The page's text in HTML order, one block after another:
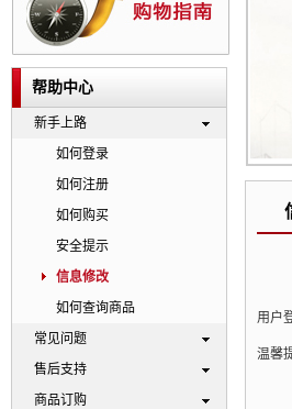
帮助中心
新手上路
如何登录
如何注册
如何购买
安全提示
信息修改
如何查询商品
常见问题
售后支持
商品订购
用户
温馨